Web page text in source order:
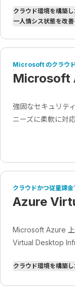
クラウド環境を構築
一人情シス状態を改
Microsoft のクラウ
Microsoft
強固なセキュリテ
ニーズに柔軟に対
クラウドかつ従量課
Azure
Microsoft Azure 上
Virtual Desktop
クラウド環境を構築